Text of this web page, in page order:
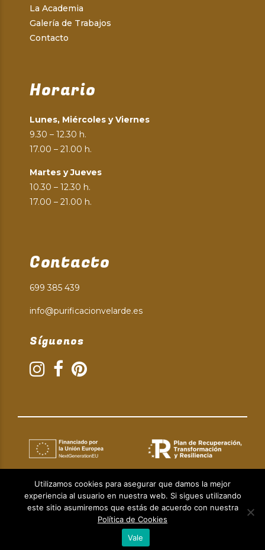
La Academia
Galería de Trabajos
Contacto
Horario
Lunes, Miércoles y Viernes
9.30 – 12.30 h.
17.00 – 21.00 h.
Martes y Jueves
10.30 – 12.30 h.
17.00 – 21.00 h.
Contacto
699 385 439
info@purificacionvelarde.es
Síguenos
Aviso Legal|Política de Privacidad|Política de Cookies
© Copyright 2024 | Diseño web:Taller Empresarial 2.0.
Utilizamos cookies para asegurar que damos la mejor
experiencia al usuario en nuestra web. Si sigues utilizando
este sitio asumiremos que estás de acuerdo con nuestra
Política de Cookies
Vale